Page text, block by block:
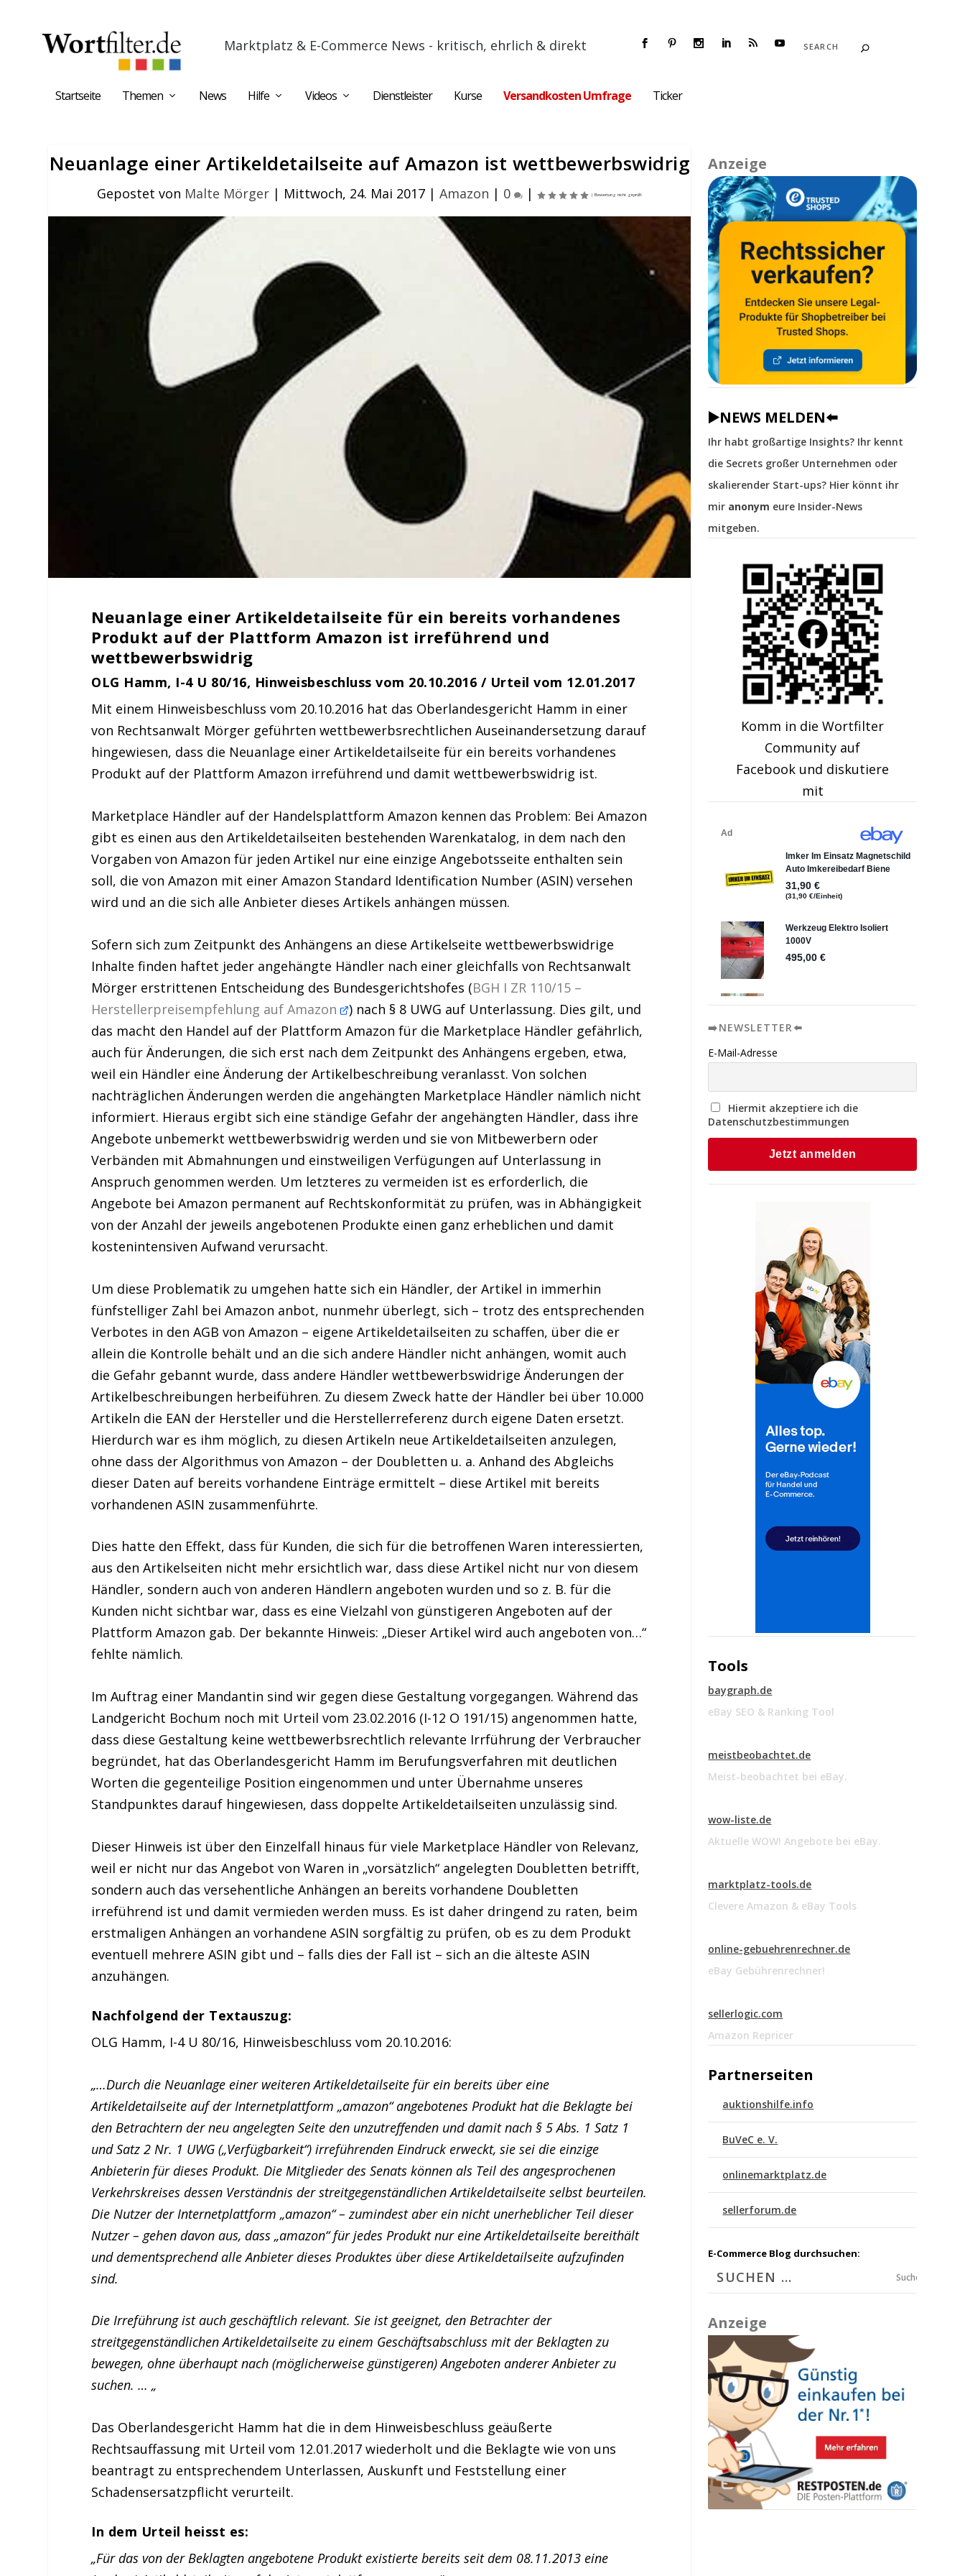
Marktplatz & E-Commerce News - kritisch, ehrlich & direkt
Startseite Themen News Hilfe Videos Dienstleister Kurse Versandkosten Umfrage Ticker
Neuanlage einer Artikeldetailseite auf Amazon ist wettbewerbswidrig
Gepostet von Malte Mörger | Mittwoch, 24. Mai 2017 |Amazon | 0 |
Neuanlage einer Artikeldetailseite für ein bereits vorhandenes
Produkt auf der Plattform Amazon ist irreführend und
wettbewerbswidrig
OLG Hamm, I-4 U 80/16, Hinweisbeschluss vom 20.10.2016 / Urteil vom 12.01.2017
Mit einem Hinweisbeschluss vom 20.10.2016 hat das Oberlandesgericht Hamm in einer
von Rechtsanwalt Mörger geführten wettbewerbsrechtlichen Auseinandersetzung darauf
hingewiesen, dass die Neuanlage einer Artikeldetailseite für ein bereits vorhandenes
Produkt auf der Plattform Amazon irreführend und damit wettbewerbswidrig ist.
Marketplace Händler auf der Handelsplattform Amazon kennen das Problem: Bei Amazon
gibt es einen aus den Artikeldetailseiten bestehenden Warenkatalog, in dem nach den
Vorgaben von Amazon für jeden Artikel nur eine einzige Angebotsseite enthalten sein
soll, die von Amazon mit einer Amazon Standard Identification Number (ASIN) versehen
wird und an die sich alle Anbieter dieses Artikels anhängen müssen.
Sofern sich zum Zeitpunkt des Anhängens an diese Artikelseite wettbewerbswidrige
Inhalte finden haftet jeder angehängte Händler nach einer gleichfalls von Rechtsanwalt
Mörger erstrittenen Entscheidung des Bundesgerichtshofes (BGH I ZR 110/15 –
Herstellerpreisempfehlung auf Amazon ) nach § 8 UWG auf Unterlassung. Dies gilt, und
das macht den Handel auf der Plattform Amazon für die Marketplace Händler gefährlich,
auch für Änderungen, die sich erst nach dem Zeitpunkt des Anhängens ergeben, etwa,
weil ein Händler eine Änderung der Artikelbeschreibung veranlasst. Von solchen
nachträglichen Änderungen werden die angehängten Marketplace Händler nämlich nicht
informiert. Hieraus ergibt sich eine ständige Gefahr der angehängten Händler, dass ihre
Angebote unbemerkt wettbewerbswidrig werden und sie von Mitbewerbern oder
Verbänden mit Abmahnungen und einstweiligen Verfügungen auf Unterlassung in
Anspruch genommen werden. Um letzteres zu vermeiden ist es erforderlich, die
Angebote bei Amazon permanent auf Rechtskonformität zu prüfen, was in Abhängigkeit
von der Anzahl der jeweils angebotenen Produkte einen ganz erheblichen und damit
kostenintensiven Aufwand verursacht.
Um diese Problematik zu umgehen hatte sich ein Händler, der Artikel in immerhin
fünfstelliger Zahl bei Amazon anbot, nunmehr überlegt, sich – trotz des entsprechenden
Verbotes in den AGB von Amazon – eigene Artikeldetailseiten zu schaffen, über die er
allein die Kontrolle behält und an die sich andere Händler nicht anhängen, womit auch
die Gefahr gebannt wurde, dass andere Händler wettbewerbswidrige Änderungen der
Artikelbeschreibungen herbeiführen. Zu diesem Zweck hatte der Händler bei über 10.000
Artikeln die EAN der Hersteller und die Herstellerreferenz durch eigene Daten ersetzt.
Hierdurch war es ihm möglich, zu diesen Artikeln neue Artikeldetailseiten anzulegen,
ohne dass der Algorithmus von Amazon – der Doubletten u. a. Anhand des Abgleichs
dieser Daten auf bereits vorhandene Einträge ermittelt – diese Artikel mit bereits
vorhandenen ASIN zusammenführte.
Dies hatte den Effekt, dass für Kunden, die sich für die betroffenen Waren interessierten,
aus den Artikelseiten nicht mehr ersichtlich war, dass diese Artikel nicht nur von diesem
Händler, sondern auch von anderen Händlern angeboten wurden und so z. B. für die
Kunden nicht sichtbar war, dass es eine Vielzahl von günstigeren Angeboten auf der
Plattform Amazon gab. Der bekannte Hinweis: „Dieser Artikel wird auch angeboten von…“
fehlte nämlich.
Im Auftrag einer Mandantin sind wir gegen diese Gestaltung vorgegangen. Während das
Landgericht Bochum noch mit Urteil vom 23.02.2016 (I-12 O 191/15) angenommen hatte,
dass diese Gestaltung keine wettbewerbsrechtlich relevante Irrführung der Verbraucher
begründet, hat das Oberlandesgericht Hamm im Berufungsverfahren mit deutlichen
Worten die gegenteilige Position eingenommen und unter Übernahme unseres
Standpunktes darauf hingewiesen, dass doppelte Artikeldetailseiten unzulässig sind.
Dieser Hinweis ist über den Einzelfall hinaus für viele Marketplace Händler von Relevanz,
weil er nicht nur das Angebot von Waren in „vorsätzlich“ angelegten Doubletten betrifft,
sondern auch das versehentliche Anhängen an bereits vorhandene Doubletten
irreführend ist und damit vermieden werden muss. Es ist daher dringend zu raten, beim
erstmaligen Anhängen an vorhandene ASIN sorgfältig zu prüfen, ob es zu dem Produkt
eventuell mehrere ASIN gibt und – falls dies der Fall ist – sich an die älteste ASIN
anzuhängen.
Nachfolgend der Textauszug:
OLG Hamm, I-4 U 80/16, Hinweisbeschluss vom 20.10.2016:
„…Durch die Neuanlage einer weiteren Artikeldetailseite für ein bereits über eine
Artikeldetailseite auf der Internetplattform „amazon“ angebotenes Produkt hat die Beklagte bei
den Betrachtern der neu angelegten Seite den unzutreffenden und damit nach § 5 Abs. 1 Satz 1
und Satz 2 Nr. 1 UWG („Verfügbarkeit“) irreführenden Eindruck erweckt, sie sei die einzige
Anbieterin für dieses Produkt. Die Mitglieder des Senats können als Teil des angesprochenen
Verkehrskreises dessen Verständnis der streitgegenständlichen Artikeldetailseite selbst beurteilen.
Die Nutzer der Internetplattform „amazon“ – zumindest aber ein nicht unerheblicher Teil dieser
Nutzer – gehen davon aus, dass „amazon“ für jedes Produkt nur eine Artikeldetailseite bereithält
und dementsprechend alle Anbieter dieses Produktes über diese Artikeldetailseite aufzufinden
sind.
Die Irreführung ist auch geschäftlich relevant. Sie ist geeignet, den Betrachter der
streitgegenständlichen Artikeldetailseite zu einem Geschäftsabschluss mit der Beklagten zu
bewegen, ohne überhaupt nach (möglicherweise günstigeren) Angeboten anderer Anbieter zu
suchen. … „
Das Oberlandesgericht Hamm hat die in dem Hinweisbeschluss geäußerte
Rechtsauffassung mit Urteil vom 12.01.2017 wiederholt und die Beklagte wie von uns
beantragt zu entsprechendem Unterlassen, Auskunft und Feststellung einer
Schadensersatzpflicht verurteilt.
In dem Urteil heisst es:
„Für das von der Beklagten angebotene Produkt existierte bereits seit dem 08.11.2013 eine
Anzeige
▶️NEWS MELDEN⬅️
Ihr habt großartige Insights? Ihr kennt
die Secrets großer Unternehmen oder
skalierender Start-ups? Hier könnt ihr
mir anonym eure Insider-News
mitgeben.
Komm in die Wortfilter
Community auf
Facebook und diskutiere
mit
➡️NEWSLETTER⬅️
E-Mail-Adresse
Hiermit akzeptiere ich die
Datenschutzbestimmungen
Tools
baygraph.de
eBay SEO & Ranking Tool
meistbeobachtet.de
Meist-beobachtet bei eBay.
wow-liste.de
Aktuelle WOW! Angebote bei eBay.
marktplatz-tools.de
Clevere Amazon & eBay Tools
online-gebuehrenrechner.de
eBay Gebührenrechner!
sellerlogic.com
Amazon Repricer
Partnerseiten
auktionshilfe.info
BuVeC e. V.
onlinemarktplatz.de
sellerforum.de
E-Commerce Blog durchsuchen:
Suchen
Anzeige